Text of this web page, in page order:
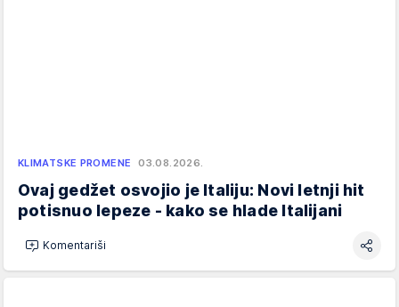
KLIMATSKE PROMENE 03.08.2026.
Ovaj gedžet osvojio je Italiju: Novi letnji hit
potisnuo lepeze - kako se hlade Italijani
Komentariši